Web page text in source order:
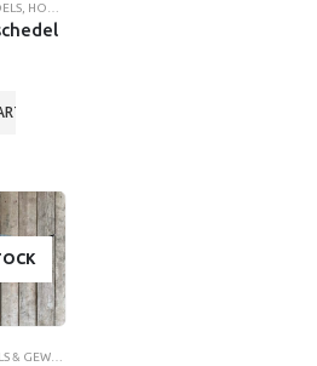
HOORNDRAGERS
GEWEIEN